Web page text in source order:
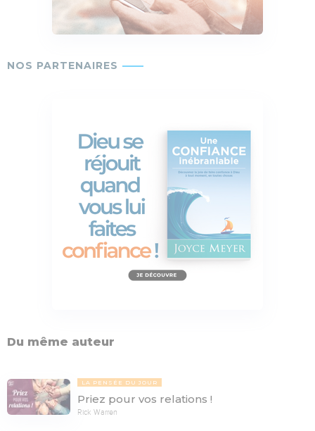
Du même auteur
LA PENSÉE DU JOUR
Priez pour vos relations !
Rick Warren